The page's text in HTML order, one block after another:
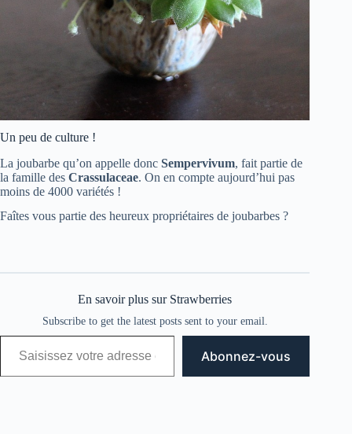
Un peu de culture !
La joubarbe qu’on appelle donc Sempervivum, fait partie de
la famille des Crassulaceae. On en compte aujourd’hui pas
moins de 4000 variétés !
Faîtes vous partie des heureux propriétaires de joubarbes ?
En savoir plus sur Strawberries
Subscribe to get the latest posts sent to your email.
Saisissez votre adresse e-mail…
Abonnez-vous